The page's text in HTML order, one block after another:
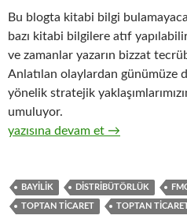
Bu blogta kitabi bilgi
bazı kitabi bilgilere atıf
ve zamanlar yazarın bizzat
Anlatılan olaylardan günümüze
yönelik stratejik
umuluyor.
1-Hızlı tüketim ürünlerinin (
yazısına devam et →
BAYILIK DISTRIBÜTÖRLÜK
TOPTAN TICARET TOPTAN